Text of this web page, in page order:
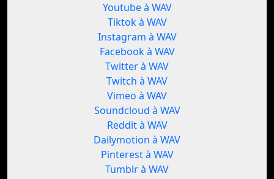
Youtube à WAV
Tiktok à WAV
Instagram à WAV
Facebook à WAV
Twitter à WAV
Twitch à WAV
Vimeo à WAV
Soundcloud à WAV
Reddit à WAV
Dailymotion à WAV
Pinterest à WAV
Tumblr à WAV